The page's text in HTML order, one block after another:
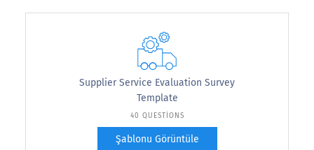
Supplier Service Evaluation Survey
Template
40 QUESTIONS
Şablonu Görüntüle